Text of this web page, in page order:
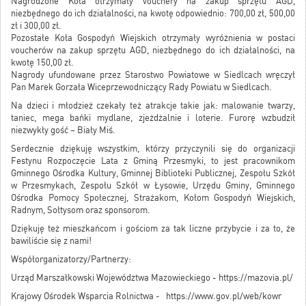
niezbędnego do ich działalności, na kwotę odpowiednio: 700,00 zł, 500,00
zł i 300,00 zł.
Pozostałe Koła Gospodyń Wiejskich otrzymały wyróżnienia w postaci
voucherów na zakup sprzętu AGD, niezbędnego do ich działalności, na
kwotę 150,00 zł.
Nagrody ufundowane przez Starostwo Powiatowe w Siedlcach wręczył
Pan Marek Gorzała Wiceprzewodniczący Rady Powiatu w Siedlcach.
Na dzieci i młodzież czekały też atrakcje takie jak: malowanie twarzy,
taniec, mega bańki mydlane, zjeżdżalnie i loterie. Furorę wzbudził
niezwykły gość – Biały Miś.
Serdecznie dziękuję wszystkim, którzy przyczynili się do organizacji
Festynu Rozpoczęcie Lata z Gminą Przesmyki, to jest pracownikom
Gminnego Ośrodka Kultury, Gminnej Biblioteki Publicznej, Zespołu Szkół
w Przesmykach, Zespołu Szkół w Łysowie, Urzędu Gminy, Gminnego
Ośrodka Pomocy Społecznej, Strażakom, Kołom Gospodyń Wiejskich,
Radnym, Sołtysom oraz sponsorom.
Dziękuję też mieszkańcom i gościom za tak liczne przybycie i za to, że
bawiliście się z nami!
Współorganizatorzy/Partnerzy:
Urząd Marszałkowski Województwa Mazowieckiego - https://mazovia.pl/
Krajowy Ośrodek Wsparcia Rolnictwa -
https://www.gov.pl/web/kowr